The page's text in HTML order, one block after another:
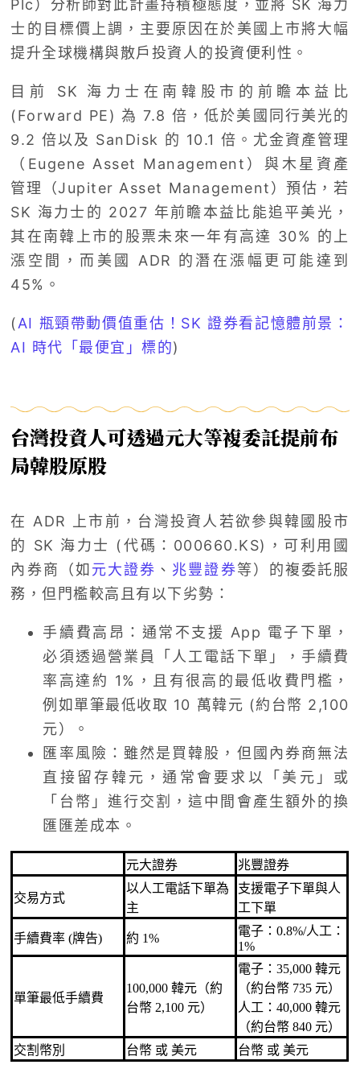
Plc）分析師對此計畫持積極態度，並將 SK 海力
士的目標價上調，主要原因在於美國上市將大幅
提升全球機構與散戶投資人的投資便利性。
目前 SK 海力士在南韓股市的前瞻本益比
(Forward PE) 為 7.8 倍，低於美國同行美光的
9.2 倍以及 SanDisk 的 10.1 倍。尤金資產管理
（Eugene Asset Management）與木星資產
管理（Jupiter Asset Management）預估，若
SK 海力士的 2027 年前瞻本益比能追平美光，
其在南韓上市的股票未來一年有高達 30% 的上
漲空間，而美國 ADR 的潛在漲幅更可能達到
45%。
(AI 瓶頸帶動價值重估！SK 證券看記憶體前景：
AI 時代「最便宜」標的)
台灣投資人可透過元大等複委託提前布
局韓股原股
在 ADR 上市前，台灣投資人若欲參與韓國股市
的 SK 海力士 (代碼：000660.KS)，可利用國
內券商（如 元大證券 、 兆豐證券等）的複委託服
務，但門檻較高且有以下劣勢：
手續費高昂：通常不支援 App 電子下單，
必須透過營業員「人工電話下單」，手續費
率高達約 1%，且有很高的最低收費門檻，
例如單筆最低收取 10 萬韓元 (約台幣 2,100
元）。
匯率風險：雖然是買韓股，但國內券商無法
直接留存韓元，通常會要求以「美元」或
「台幣」進行交割，這中間會產生額外的換
匯匯差成本。
元大證券 兆豐證券
交易方式
以人工電話下單為
主
支援電子下單與人
工下單
手續費率 (牌告) 約 1%
電子：0.8%/人工：
1%
單筆最低手續費
100,000 韓元（約
台幣 2,100 元）
電子：35,000 韓元
（約台幣 735 元）
人工：40,000 韓元
（約台幣 840 元）
交割幣別
台幣 或 美元 台幣 或 美元